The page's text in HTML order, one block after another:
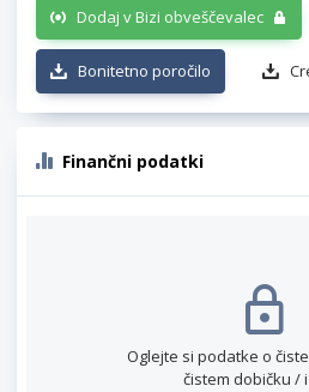
Dodaj v Bizi obveščevalec
Bonitetno poročilo
Finančni podatki
Oglejte si podatke o
čistem dobičku /